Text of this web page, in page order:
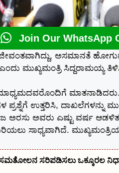
Join Our WhatsApp
ಅಸಮಾನತೆ
ಮುಖ್ಯಮಂತ್ರಿ ಸಿದ್ದರಾಮಯ್ಯ
ಪ್ರಶ್ನೆಗೆ ಉತ್ತರಿಸಿ,
ಅರಸು ಅವರು ಎಷ್ಟು ವರ್ಷ
ಸಾಧ್ಯವಾಗಿದೆ.
ಸರಿಪಡಿಸಲು ಒಕ್ಕೂರಲ